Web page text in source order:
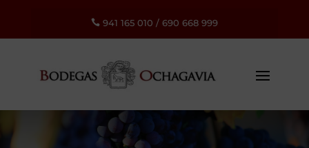
941 165 010 / 690 668 999